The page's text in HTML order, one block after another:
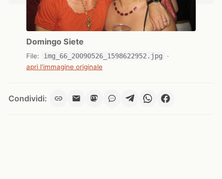
Domingo Siete
File: img_66_20090526_1598622952.jpg
·
apri l'immagine originale
Condividi: